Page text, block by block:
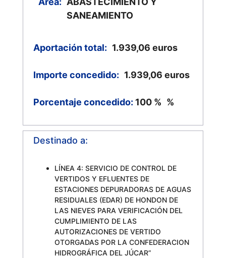
SANEAMIENTO
Aportación total: 1.939,06 euros
Importe concedido: 1.939,06 euros
Porcentaje concedido: 100 % %
Destinado a:
LÍNEA 4: SERVICIO DE CONTROL DE
VERTIDOS Y EFLUENTES DE
ESTACIONES DEPURADORAS DE AGUAS
RESIDUALES (EDAR) DE HONDON DE
LAS NIEVES PARA VERIFICACIÓN DEL
CUMPLIMIENTO DE LAS
AUTORIZACIONES DE VERTIDO
OTORGADAS POR LA CONFEDERACION
HIDROGRÁFICA DEL JÚCAR”